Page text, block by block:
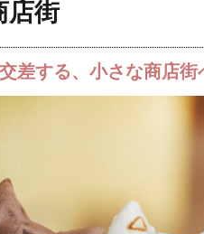
店街
差する、小さな商店街